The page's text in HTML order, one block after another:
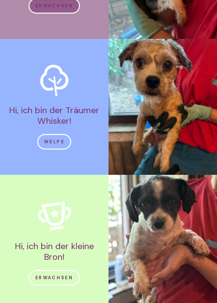
ERWACHSEN
Hi, ich bin der Träumer
Whisker!
WELPE
Hi, ich bin der kleine
Bron!
ERWACHSEN